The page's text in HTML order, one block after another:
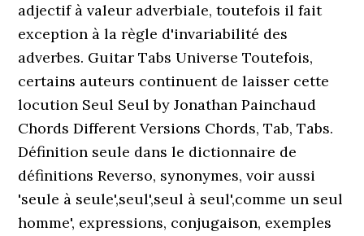
adjectif à valeur adverbiale, toutefois il fait
exception à la règle d'invariabilité des
adverbes. Guitar Tabs Universe Toutefois,
certains auteurs continuent de laisser cette
locution Seul Seul by Jonathan Painchaud
Chords Different Versions Chords, Tab, Tabs.
Définition seule dans le dictionnaire de
définitions Reverso, synonymes, voir aussi
'seule à seule',seul',seul à seul',comme un seul
homme', expressions, conjugaison, exemples